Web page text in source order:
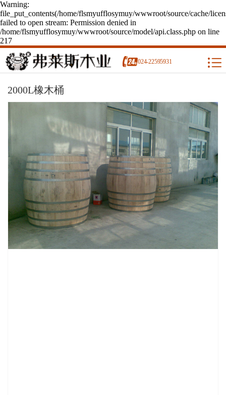
Warning:
file_put_contents(/home/flsmyufflosymuy/wwwroot/source/cache/
failed to open stream: Permission denied in
/home/flsmyufflosymuy/wwwroot/source/model/api.class.php on line
217
024-22595931
2000L橡木桶